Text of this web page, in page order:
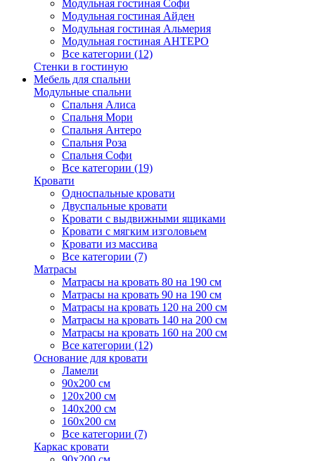
Модульная гостиная Софи
Модульная гостиная Айден
Модульная гостиная Альмерия
Модульная гостиная АНТЕРО
Все категории (12)
Стенки в гостиную
Мебель для спальни
Модульные спальни
Спальня Алиса
Спальня Мори
Спальня Антеро
Спальня Роза
Спальня Софи
Все категории (19)
Кровати
Односпальные кровати
Двуспальные кровати
Кровати с выдвижными ящиками
Кровати с мягким изголовьем
Кровати из массива
Все категории (7)
Матрасы
Матрасы на кровать 80 на 190 см
Матрасы на кровать 90 на 190 см
Матрасы на кровать 120 на 200 см
Матрасы на кровать 140 на 200 см
Матрасы на кровать 160 на 200 см
Все категории (12)
Основание для кровати
Ламели
90х200 см
120х200 см
140х200 см
160х200 см
Все категории (7)
Каркас кровати